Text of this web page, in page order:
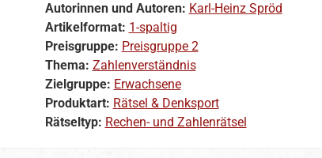
Autorinnen und Autoren: Karl-Heinz Spröd
Artikelformat: 1-spaltig
Preisgruppe: Preisgruppe 2
Thema: Zahlenverständnis
Zielgruppe: Erwachsene
Produktart: Rätsel & Denksport
Rätseltyp: Rechen- und Zahlenrätsel